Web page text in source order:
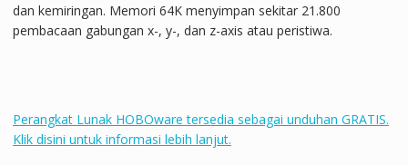
dan kemiringan. Memori 64K menyimpan sekitar 21.800
pembacaan gabungan x-, y-, dan z-axis atau peristiwa.
Perangkat Lunak HOBOware tersedia sebagai unduhan GRATIS.
Klik disini untuk informasi lebih lanjut.